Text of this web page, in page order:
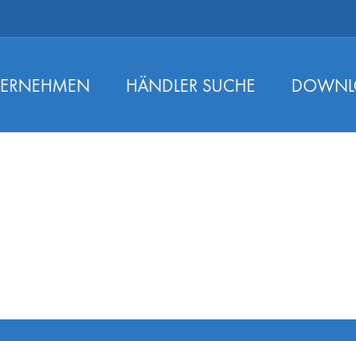
HÄNDLER SUCHE